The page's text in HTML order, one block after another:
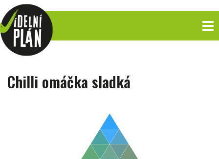
Chilli omáčka sladká